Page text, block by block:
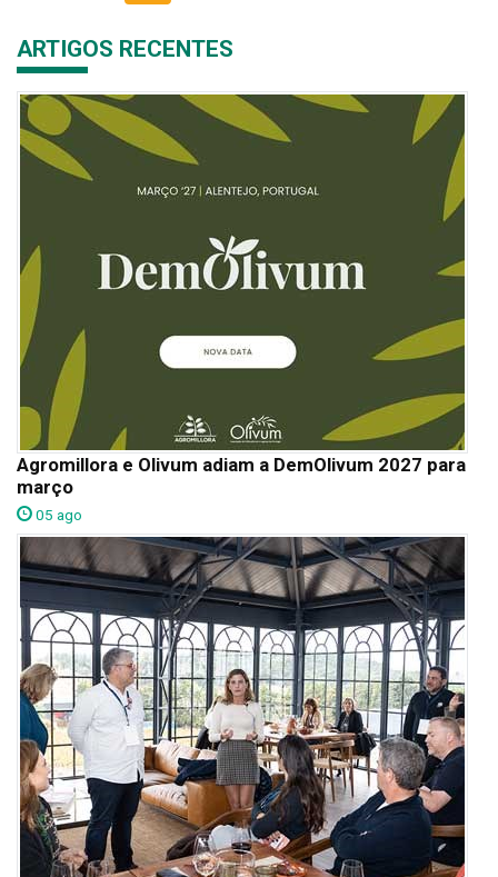
ARTIGOS RECENTES
Agromillora e Olivum adiam a DemOlivum 2027 para
março
05 ago